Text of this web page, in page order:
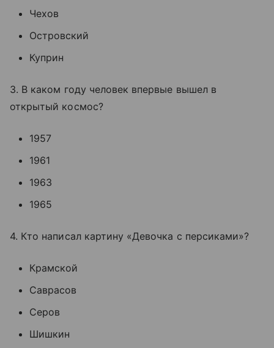
Чехов
Островский
Куприн
3. В каком году человек впервые вышел в
открытый космос?
1957
1961
1963
1965
4. Кто написал картину «Девочка с персиками»?
Крамской
Саврасов
Серов
Шишкин